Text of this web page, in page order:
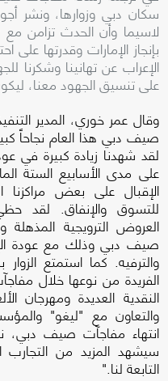
سكان دبي وزوارها، ونشر
لاسيما وأن الحدث تزامن مع
بإنجاز الإمارات وقدرتها
الإعراب عن تهانينا
على تنسيق الجهود معنا،
وقال عمر خوري، المدير
صيف دبي هذا العام نجاحاً
لقد شهدنا زيادة كبيرة في
على مدى الأسابيع الستة
الإقبال على بعض مراكزنا
للتسوق والإنفاق. لقد
العروض الترويجية
صيف دبي وذلك مع عودة
والترفيه. كما استمتع
الفريدة من نوعها خلال
النقدية العديدة ومهرجان
والتعاون مع "ليغو"
انتهاء مفاجآت صيف دبي،
سيشهد المزيد من التجارب
التابعة لنا."